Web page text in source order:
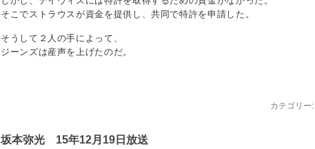
そこでストラウスが資金を提供し、共同で特許を申請した。
そうして２人の手によって、
ジーンズは産声を上げたのだ。
カテゴリー:
坂本弥光 15年12月19日放送